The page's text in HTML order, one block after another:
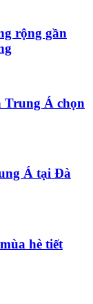
rộng gần
Trung Á chọn
Á tại Đà
hè tiết